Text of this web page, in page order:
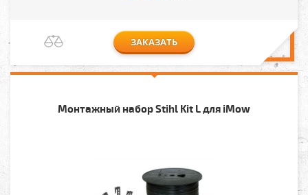
ЗАКАЗАТЬ
Монтажный набор Stihl Kit L для iMow